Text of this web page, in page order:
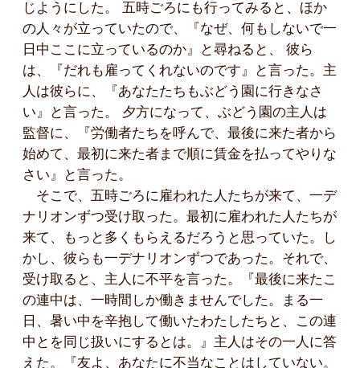
じようにした。 五時ごろにも行ってみると、ほか
の人々が立っていたので、『なぜ、何もしないで一
日中ここに立っているのか』と尋ねると、 彼ら
は、『だれも雇ってくれないのです』と言った。主
人は彼らに、『あなたたちもぶどう園に行きなさ
い』と言った。 夕方になって、ぶどう園の主人は
監督に、『労働者たちを呼んで、最後に来た者から
始めて、最初に来た者まで順に賃金を払ってやりな
さい』と言った。
そこで、五時ごろに雇われた人たちが来て、一デ
ナリオンずつ受け取った。最初に雇われた人たちが
来て、もっと多くもらえるだろうと思っていた。し
かし、彼らも一デナリオンずつであった。それで、
受け取ると、主人に不平を言った。『最後に来たこ
の連中は、一時間しか働きませんでした。まる一
日、暑い中を辛抱して働いたわたしたちと、この連
中とを同じ扱いにするとは。』主人はその一人に答
えた。『友よ、あなたに不当なことはしていない。